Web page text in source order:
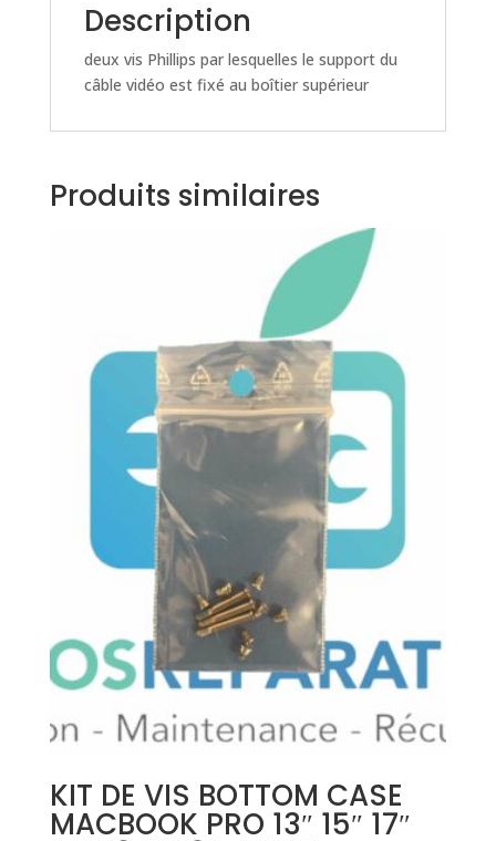
supérieur
A1278
Description
deux vis Phillips par lesquelles le support du
câble vidéo est fixé au boîtier supérieur
Produits similaires
KIT DE VIS BOTTOM CASE
MACBOOK PRO 13″ 15″ 17″